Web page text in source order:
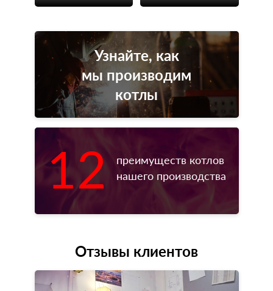
Узнайте, как
мы производим
котлы
12
преимуществ котлов
нашего производства
Отзывы клиентов